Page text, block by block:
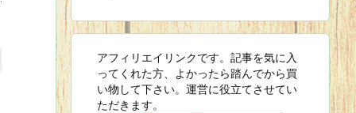
アフィリエイリンクです。記事を気に入
ってくれた方、よかったら踏んでから買
い物して下さい。運営に役立てさせてい
ただきます。